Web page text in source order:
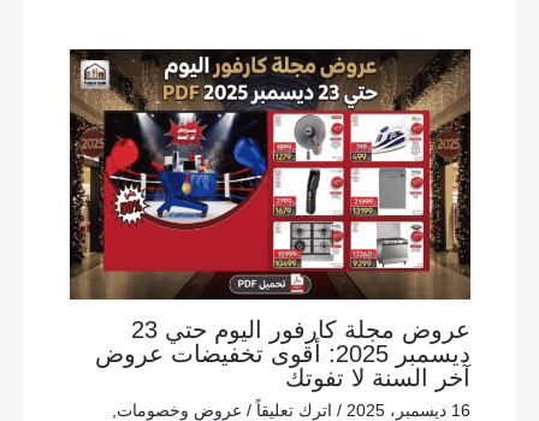
عروض مجلة كارفور اليوم حتي 23
ديسمبر 2025: أقوى تخفيضات عروض
آخر السنة لا تفوتك
16 ديسمبر، 2025 / اترك تعليقاً / عروض وخصومات